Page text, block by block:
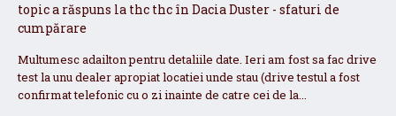
topic a răspuns la thc thc în Dacia Duster - sfaturi de
cumpărare
Multumesc adailton pentru detaliile date. Ieri am fost sa fac drive
test la unu dealer apropiat locatiei unde stau (drive testul a fost
confirmat telefonic cu o zi inainte de catre cei de la...